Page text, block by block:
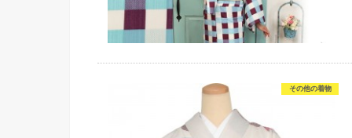
その他の着物